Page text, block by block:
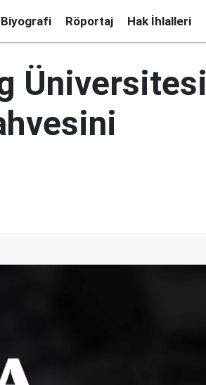
Biyografi Röportaj Hak İhlalleri
Üniversitesi